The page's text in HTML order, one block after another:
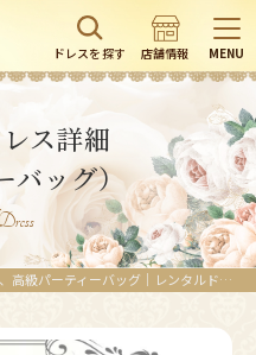
ドレスを探す 店舗情報 MENU
ス詳細
バッグ）
[シャイングレイスバック]母親様用、高級パーティーバッグ｜レンタルドレスのクレアローズ